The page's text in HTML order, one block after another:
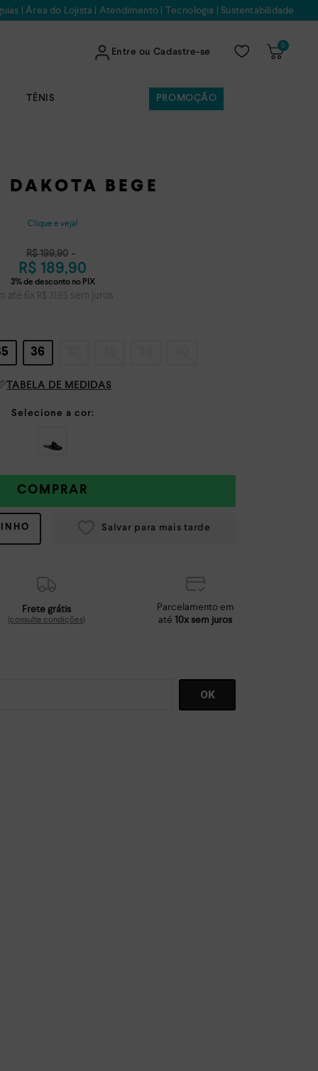
|Área do Lojista | Atendimento| Tecnologia |Sustentabilidade
Entre ou Cadastre-se
0
TÊNIS PROMOÇÃO
DAKOTA BEGE
Clique e veja!
R$ 199,90
R$ 189,90
até 6x R$ 31 ,65 sem juros
36
TABELA DE MEDIDAS
COMPRAR
Frete grátis
(consulte condições)
Parcelamento em
até10x sem juros